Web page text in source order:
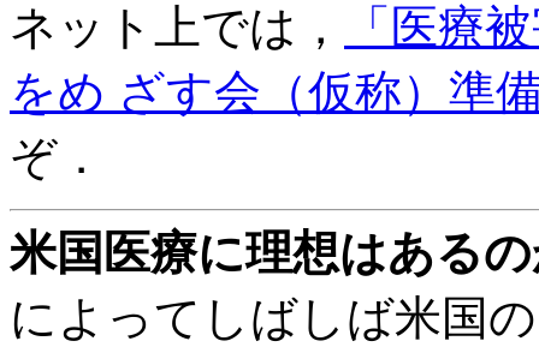
ネット上では，
「医療
をめ ざす会（仮称）準
ぞ．
米国医療に理想はある
によってしばしば米国